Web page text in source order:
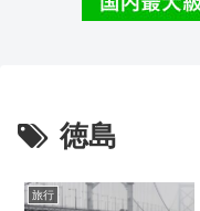
徳島
旅行